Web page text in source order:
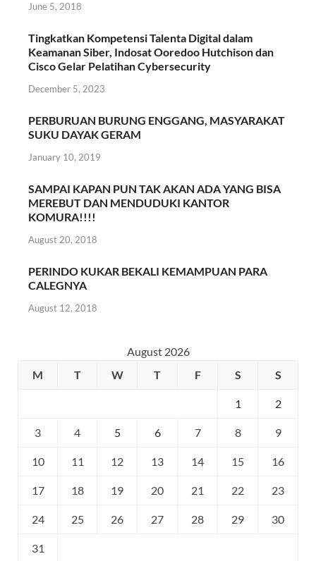
June 5, 2018
Tingkatkan Kompetensi Talenta Digital dalam
Keamanan Siber, Indosat Ooredoo Hutchison dan
Cisco Gelar Pelatihan Cybersecurity
December 5, 2023
PERBURUAN BURUNG ENGGANG, MASYARAKAT
SUKU DAYAK GERAM
January 10, 2019
SAMPAI KAPAN PUN TAK AKAN ADA YANG BISA
MEREBUT DAN MENDUDUKI KANTOR
KOMURA!!!!
August 20, 2018
PERINDO KUKAR BEKALI KEMAMPUAN PARA
CALEGNYA
August 12, 2018
August 2026
M
T W T F S S
1 2
3 4 5 6 7 8 9
10 11 12 13 14 15 16
17 18 19 20 21 22 23
24 25 26 27 28 29 30
31